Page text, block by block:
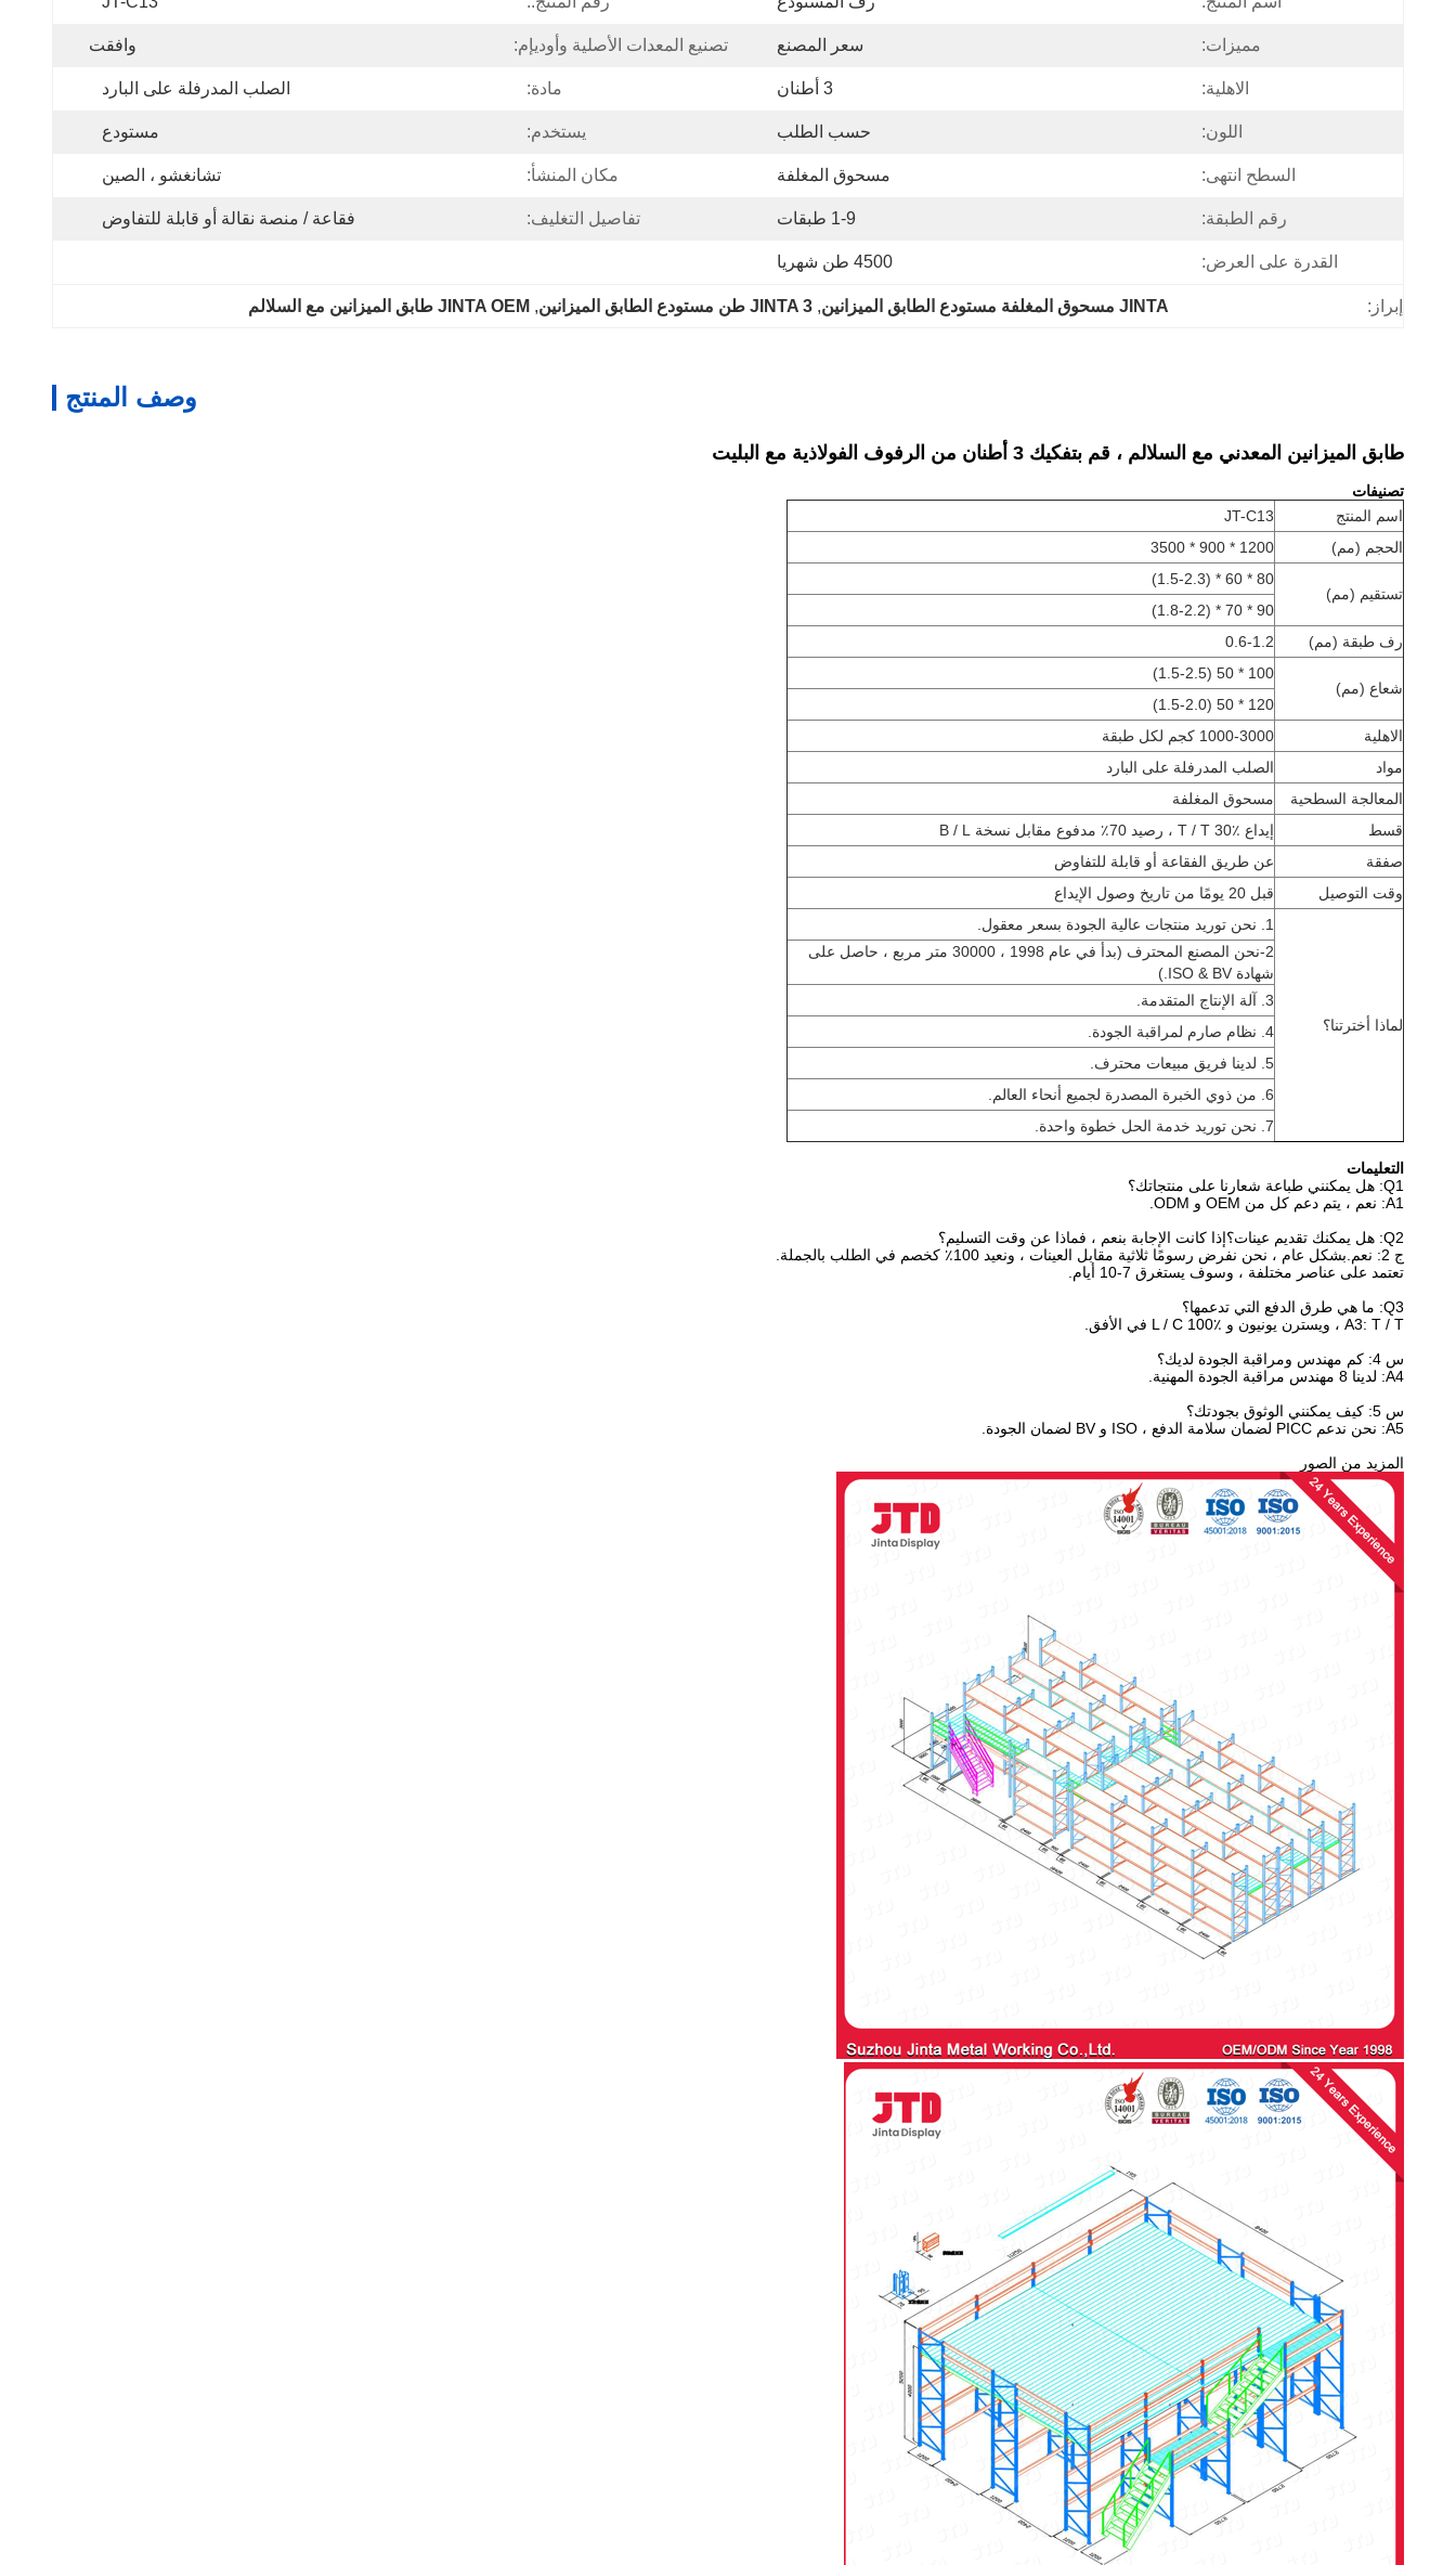
مميزات: سعر المصنع تصنيع المعدات الأصلية وأوديإم: وافقت
الاهلية: 3 أطنان مادة: الصلب المدرفلة على البارد
اللون: حسب الطلب يستخدم: مستودع
السطح انتهى: مسحوق المغلفة مكان المنشأ: تشانغشو ، الصين
رقم الطبقة: 1-9 طبقات تفاصيل التغليف: فقاعة / منصة نقالة أو قابلة للتفاوض
القدرة على العرض: 4500 طن شهريا
إبراز: JINTA مسحوق المغلفة مستودع الطابق الميزانين , JINTA 3 طن مستودع الطابق الميزانين , JINTA OEM طابق الميزانين مع السلالم
وصف المنتج
طابق الميزانين المعدني مع السلالم ، قم بتفكيك 3 أطنان من الرفوف الفولاذية مع البليت
تصنيفات
اسم المنتج
JT-C13
الحجم (مم)
1200 * 900 * 3500
تستقيم (مم)
80 * 60 * (1.5-2.3)
90 * 70 * (1.8-2.2)
رف طبقة (مم)
0.6-1.2
شعاع (مم)
100 * 50 (1.5-2.5)
120 * 50 (1.5-2.0)
الاهلية
1000-3000 كجم لكل طبقة
مواد
الصلب المدرفلة على البارد
المعالجة السطحية
مسحوق المغلفة
قسط
إيداع T / T 30٪ ، رصيد 70٪ مدفوع مقابل نسخة B / L
صفقة
عن طريق الفقاعة أو قابلة للتفاوض
وقت التوصيل
قبل 20 يومًا من تاريخ وصول الإيداع
لماذا أخترتنا؟
1. نحن توريد منتجات عالية الجودة بسعر معقول.
2-نحن المصنع المحترف (بدأ في عام 1998 ، 30000 متر مربع ، حاصل على
شهادة ISO & BV.)
3. آلة الإنتاج المتقدمة.
4. نظام صارم لمراقبة الجودة.
5. لدينا فريق مبيعات محترف.
6. من ذوي الخبرة المصدرة لجميع أنحاء العالم.
7. نحن توريد خدمة الحل خطوة واحدة.
التعليمات
Q1: هل يمكنني طباعة شعارنا على منتجاتك؟
A1: نعم ، يتم دعم كل من OEM و ODM.
Q2: هل يمكنك تقديم عينات؟إذا كانت الإجابة بنعم ، فماذا عن وقت التسليم؟
ج 2: نعم.بشكل عام ، نحن نفرض رسومًا ثلاثية مقابل العينات ، ونعيد 100٪ كخصم في الطلب بالجملة.
تعتمد على عناصر مختلفة ، وسوف يستغرق 7-10 أيام.
Q3: ما هي طرق الدفع التي تدعمها؟
A3: T / T ، ويسترن يونيون و L / C 100٪ في الأفق.
س 4: كم مهندس ومراقبة الجودة لديك؟
A4: لدينا 8 مهندس مراقبة الجودة المهنية.
س 5: كيف يمكنني الوثوق بجودتك؟
A5: نحن ندعم PICC لضمان سلامة الدفع ، ISO و BV لضمان الجودة.
المزيد من الصور